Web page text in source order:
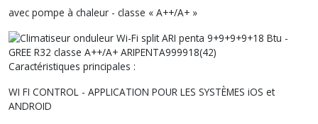
avec pompe à chaleur - classe « A++/A+ »
Caractéristiques principales :
WI FI CONTROL - APPLICATION POUR LES SYSTÈMES iOS et
ANDROID